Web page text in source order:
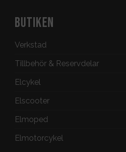
BUTIKEN
Verkstad
Tillbehör & Reservdelar
Elcykel
Elscooter
Elmoped
Elmotorcykel